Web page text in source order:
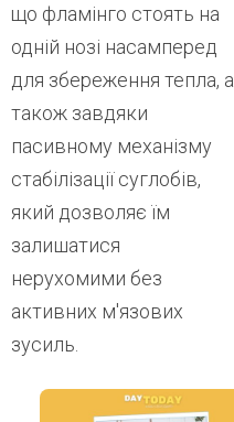
що фламінго стоять на
одній нозі насамперед
для збереження тепла, а
також завдяки
пасивному механізму
стабілізації суглобів,
який дозволяє їм
залишатися
нерухомими без
активних м'язових
зусиль.